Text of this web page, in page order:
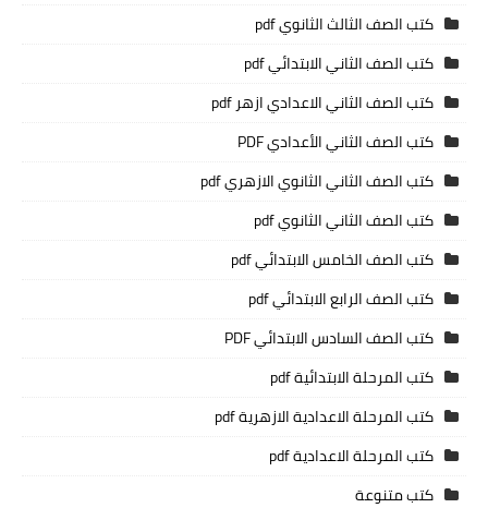
كتب الصف الثالث الثانوي pdf
كتب الصف الثاني الابتدائي pdf
كتب الصف الثاني الاعدادي ازهر pdf
كتب الصف الثاني الأعدادي PDF
كتب الصف الثاني الثانوي الازهري pdf
كتب الصف الثاني الثانوي pdf
كتب الصف الخامس الابتدائي pdf
كتب الصف الرابع الابتدائي pdf
كتب الصف السادس الابتدائي PDF
كتب المرحلة الابتدائية pdf
كتب المرحلة الاعدادية الازهرية pdf
كتب المرحلة الاعدادية pdf
كتب متنوعة